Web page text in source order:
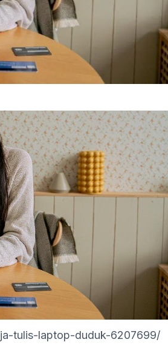
tulis-laptop-duduk-6207699/